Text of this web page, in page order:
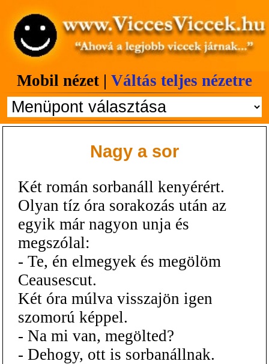
Mobil nézet | Váltás teljes nézetre
Nagy a sor
Két román sorbanáll kenyérért.
Olyan tíz óra sorakozás után az
egyik már nagyon unja és
megszólal:
- Te, én elmegyek és megölöm
Ceausescut.
Két óra múlva visszajön igen
szomorú képpel.
- Na mi van, megölted?
- Dehogy, ott is sorbanállnak.